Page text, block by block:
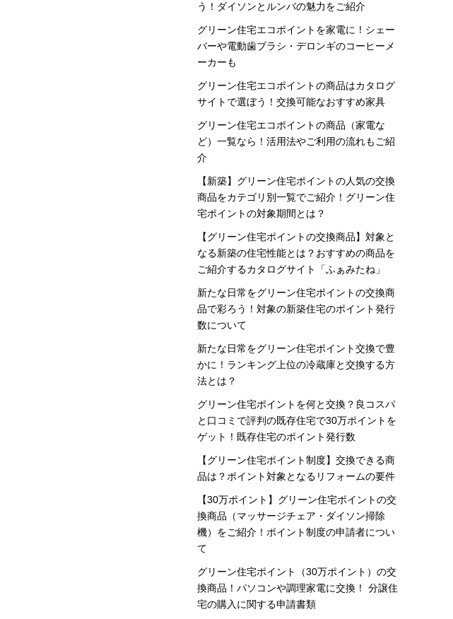
う！ダイソンとルンバの魅力をご紹介
グリーン住宅エコポイントを家電に！シェー
バーや電動歯ブラシ・デロンギのコーヒーメ
ーカーも
グリーン住宅エコポイントの商品はカタログ
サイトで選ぼう！交換可能なおすすめ家具
グリーン住宅エコポイントの商品（家電な
ど）一覧なら！活用法やご利用の流れもご紹
介
【新築】グリーン住宅ポイントの人気の交換
商品をカテゴリ別一覧でご紹介！グリーン住
宅ポイントの対象期間とは？
【グリーン住宅ポイントの交換商品】対象と
なる新築の住宅性能とは？おすすめの商品を
ご紹介するカタログサイト「ふぁみたね」
新たな日常をグリーン住宅ポイントの交換商
品で彩ろう！対象の新築住宅のポイント発行
数について
新たな日常をグリーン住宅ポイント交換で豊
かに！ランキング上位の冷蔵庫と交換する方
法とは？
グリーン住宅ポイントを何と交換？良コスパ
と口コミで評判の既存住宅で30万ポイントを
ゲット！既存住宅のポイント発行数
【グリーン住宅ポイント制度】交換できる商
品は？ポイント対象となるリフォームの要件
【30万ポイント】グリーン住宅ポイントの交
換商品（マッサージチェア・ダイソン掃除
機）をご紹介！ポイント制度の申請者につい
て
グリーン住宅ポイント（30万ポイント）の交
換商品！パソコンや調理家電に交換！ 分譲住
宅の購入に関する申請書類